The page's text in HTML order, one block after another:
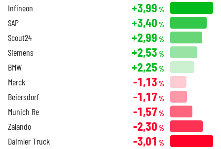
Infineon +3,99 %
SAP +3,40 %
Scout24 +2,99 %
Siemens +2,53 %
BMW +2,25 %
Merck -1,13 %
Beiersdorf -1,17 %
Munich Re -1,57 %
Zalando -2,30 %
Daimler Truck -3,01 %